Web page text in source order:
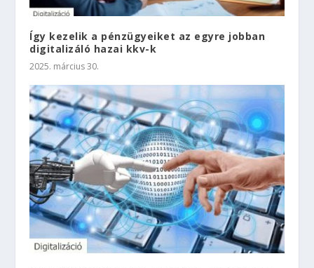
Így kezelik a pénzügyeiket az egyre jobban
digitalizáló hazai kkv-k
2025. március 30.